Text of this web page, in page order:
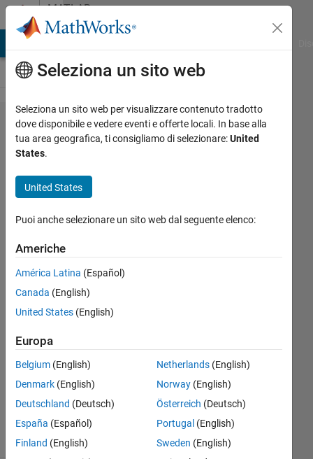
Vai al contenutoMATLAB
Answers
how to
open old
files with
extension?
Immaculata
2019
1
Aggiornato
19
Visualizzazioni
(30 giorni)
Seleziona un sito web
Seleziona un sito web per visualizzare contenuto tradotto
dove disponibile e vedere eventi e offerte locali. In base alla
tua area geografica, ti consigliamo di selezionare:United
States.
United States
Puoi anche selezionare un sito web dal seguente elenco:
Americhe
América Latina (Español)
Canada (English)
United States (English)
Europa
Belgium (English)
Denmark (English)
Deutschland (Deutsch)
España (Español)
Finland (English)
Netherlands(English)
Norway(English)
Österreich (Deutsch)
Portugal (English)
Sweden (English)